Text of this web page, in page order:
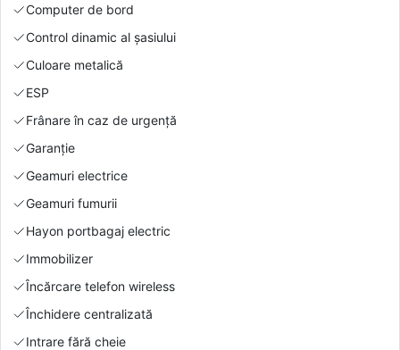
Computer de bord
Control dinamic al șasiului
Culoare metalică
ESP
Frânare în caz de urgență
Garanție
Geamuri electrice
Geamuri fumurii
Hayon portbagaj electric
Immobilizer
Încărcare telefon wireless
Închidere centralizată
Intrare fără cheie